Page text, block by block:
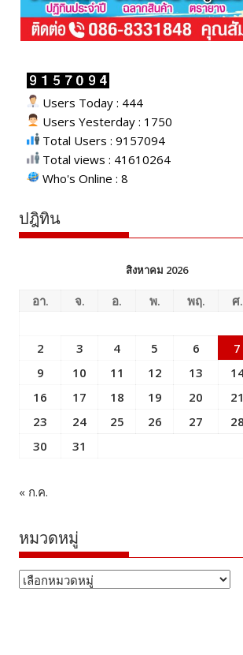
Users Today : 444
Users Yesterday : 1750
Total Users : 9157094
Total views : 41610264
Who's Online : 8
ปฎิทิน
สิงหาคม 2026
อา. จ. อ. พ. พฤ. ศ.
2
3 4 5 6 7
9
10 11 12 13
16
17 18 19 20 21
23
24 25 26 27 28
30
31
« ก.ค.
หมวดหมู่
หมวด